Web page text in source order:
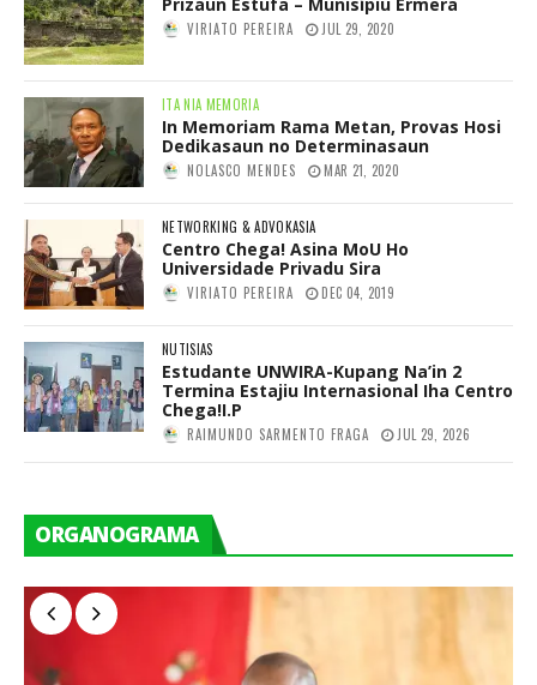
VIRIATO PEREIRA JUL 29, 2020
ITA NIA MEMORIA
In Memoriam Rama Metan, Provas Hosi
Dedikasaun no Determinasaun
NOLASCO MENDES MAR 21, 2020
NETWORKING & ADVOKASIA
Centro Chega! Asina MoU Ho
Universidade Privadu Sira
VIRIATO PEREIRA DEC 04, 2019
NUTISIAS
Estudante UNWIRA-Kupang Na’in 2
Termina Estajiu Internasional Iha Centro
Chega!I.P
RAIMUNDO SARMENTO FRAGA JUL 29, 2026
ORGANOGRAMA